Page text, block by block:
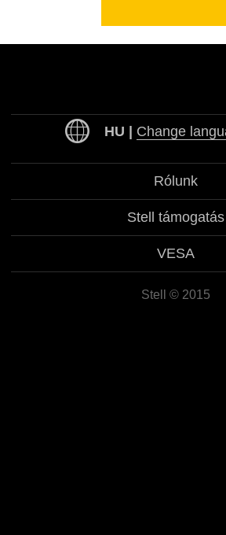
HU | Change
Rólunk
Stell támogatás
VESA
Stell © 2015